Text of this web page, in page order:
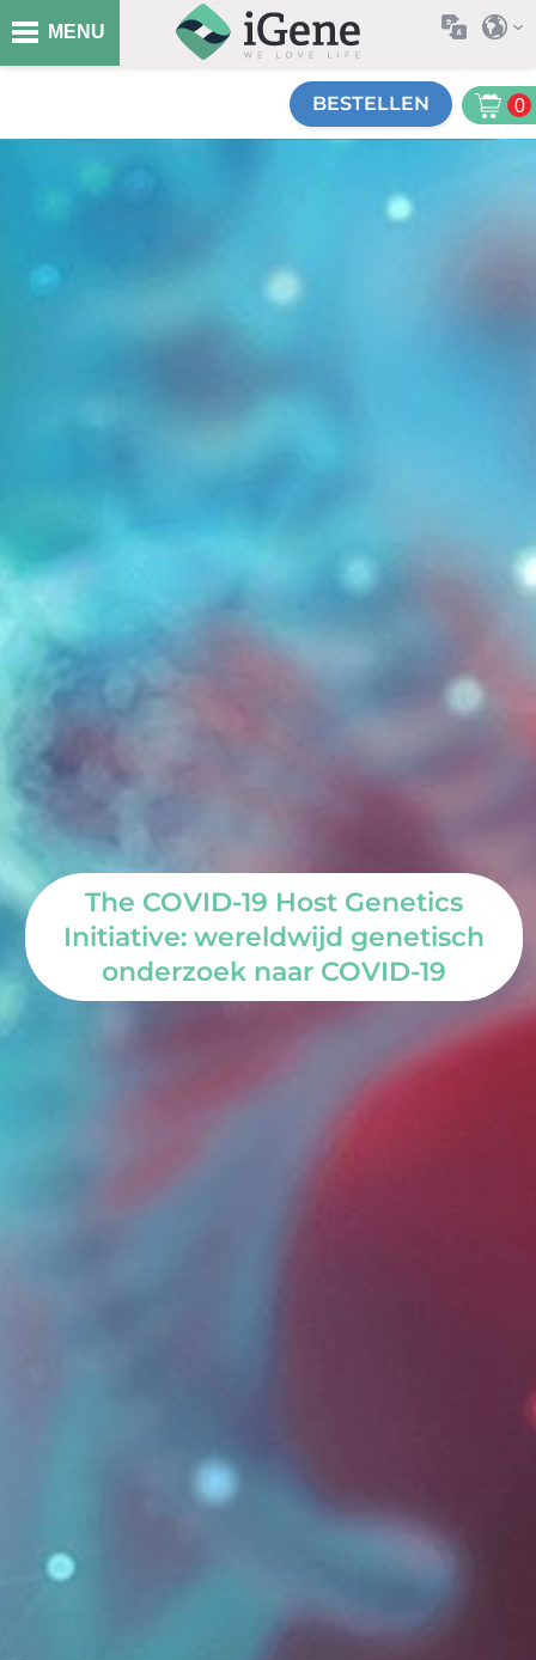
MENU
BESTELLEN 0
The COVID-19 Host Genetics
Initiative: wereldwijd genetisch
onderzoek naar COVID-19